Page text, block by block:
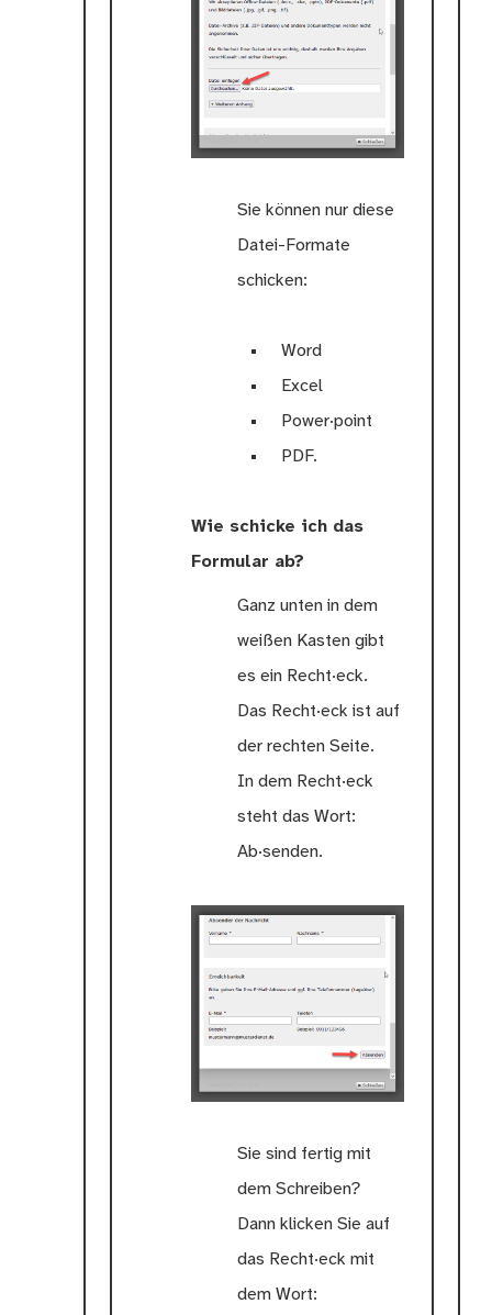
Sie können nur diese
Datei-Formate
schicken:
Word
Excel
Power·point
PDF.
Wie schicke ich das
Formular ab?
Ganz unten in dem
weißen Kasten gibt
es ein Recht·eck.
Das Recht·eck ist auf
der rechten Seite.
In dem Recht·eck
steht das Wort:
Ab·senden.
Sie sind fertig mit
dem Schreiben?
Dann klicken Sie auf
das Recht·eck mit
dem Wort: